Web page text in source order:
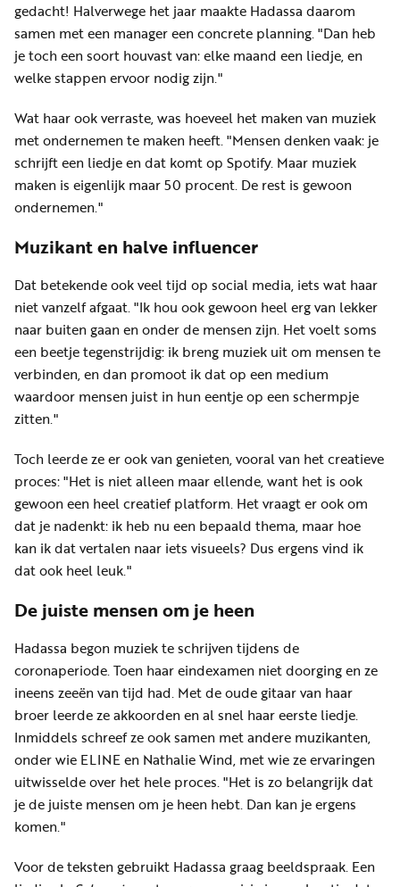
gedacht! Halverwege het jaar maakte Hadassa daarom
samen met een manager een concrete planning. "Dan heb
je toch een soort houvast van: elke maand een liedje, en
welke stappen ervoor nodig zijn."
Wat haar ook verraste, was hoeveel het maken van muziek
met ondernemen te maken heeft. "Mensen denken vaak: je
schrijft een liedje en dat komt op Spotify. Maar muziek
maken is eigenlijk maar 50 procent. De rest is gewoon
ondernemen."
Muzikant en halve influencer
Dat betekende ook veel tijd op social media, iets wat haar
niet vanzelf afgaat. "Ik hou ook gewoon heel erg van lekker
naar buiten gaan en onder de mensen zijn. Het voelt soms
een beetje tegenstrijdig: ik breng muziek uit om mensen te
verbinden, en dan promoot ik dat op een medium
waardoor mensen juist in hun eentje op een schermpje
zitten."
Toch leerde ze er ook van genieten, vooral van het creatieve
proces: "Het is niet alleen maar ellende, want het is ook
gewoon een heel creatief platform. Het vraagt er ook om
dat je nadenkt: ik heb nu een bepaald thema, maar hoe
kan ik dat vertalen naar iets visueels? Dus ergens vind ik
dat ook heel leuk."
De juiste mensen om je heen
Hadassa begon muziek te schrijven tijdens de
coronaperiode. Toen haar eindexamen niet doorging en ze
ineens zeeën van tijd had. Met de oude gitaar van haar
broer leerde ze akkoorden en al snel haar eerste liedje.
Inmiddels schreef ze ook samen met andere muzikanten,
onder wie ELINE en Nathalie Wind, met wie ze ervaringen
uitwisselde over het hele proces. "Het is zo belangrijk dat
je de juiste mensen om je heen hebt. Dan kan je ergens
komen."
Voor de teksten gebruikt Hadassa graag beeldspraak. Een